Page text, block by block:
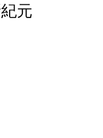
元